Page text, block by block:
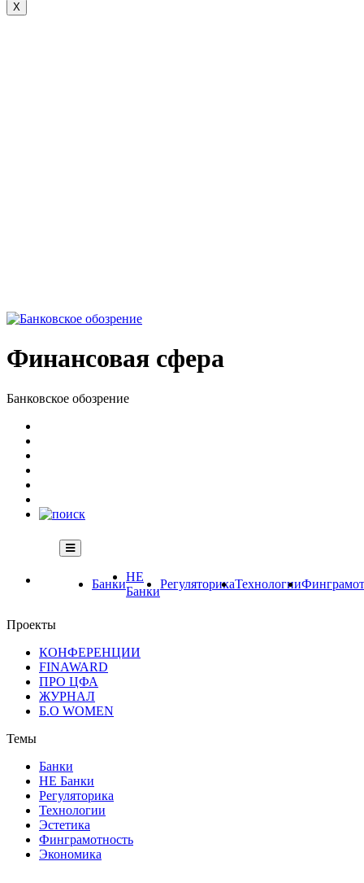
X
Финансовая сфера
Банковское обозрение
Банки
НЕ
Банки
РегуляторикаТехнологии
Проекты
КОНФЕРЕНЦИИ
FINAWARD
ПРО ЦФА
ЖУРНАЛ
Б.О WOMEN
Темы
Банки
НЕ Банки
Регуляторика
Технологии
Эстетика
Финграмотность
Экономика